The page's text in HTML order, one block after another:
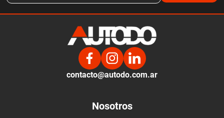
contacto@autodo.com.ar
Nosotros